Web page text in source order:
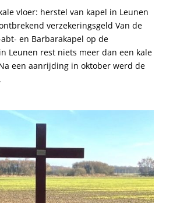
vloer: herstel van kapel in Leunen
verzekeringsgeld Van de
en Barbarakapel op de
Leunen rest niets meer dan een kale
een aanrijding in oktober werd de